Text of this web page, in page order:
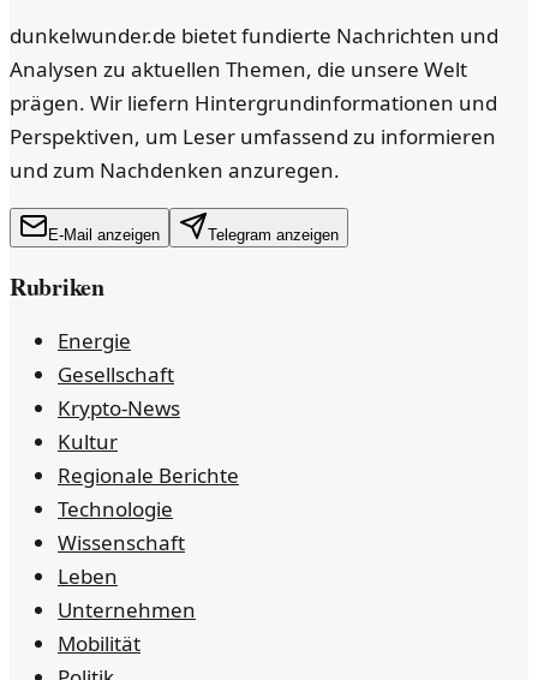
dunkelwunder.de bietet fundierte Nachrichten und
Analysen zu aktuellen Themen, die unsere Welt
prägen. Wir liefern Hintergrundinformationen und
Perspektiven, um Leser umfassend zu informieren
und zum Nachdenken anzuregen.
E-Mail anzeigen Telegram anzeigen
Rubriken
Energie
Gesellschaft
Krypto-News
Kultur
Regionale Berichte
Technologie
Wissenschaft
Leben
Unternehmen
Mobilität